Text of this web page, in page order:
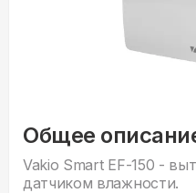
Общее
Vakio Smart EF-150 -
датчиком влажности.